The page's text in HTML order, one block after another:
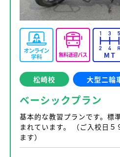
松崎校 大型二輪
ベーシックプラン
基本的な教習プランです。標
まれています。 （ご入校日５
ます）